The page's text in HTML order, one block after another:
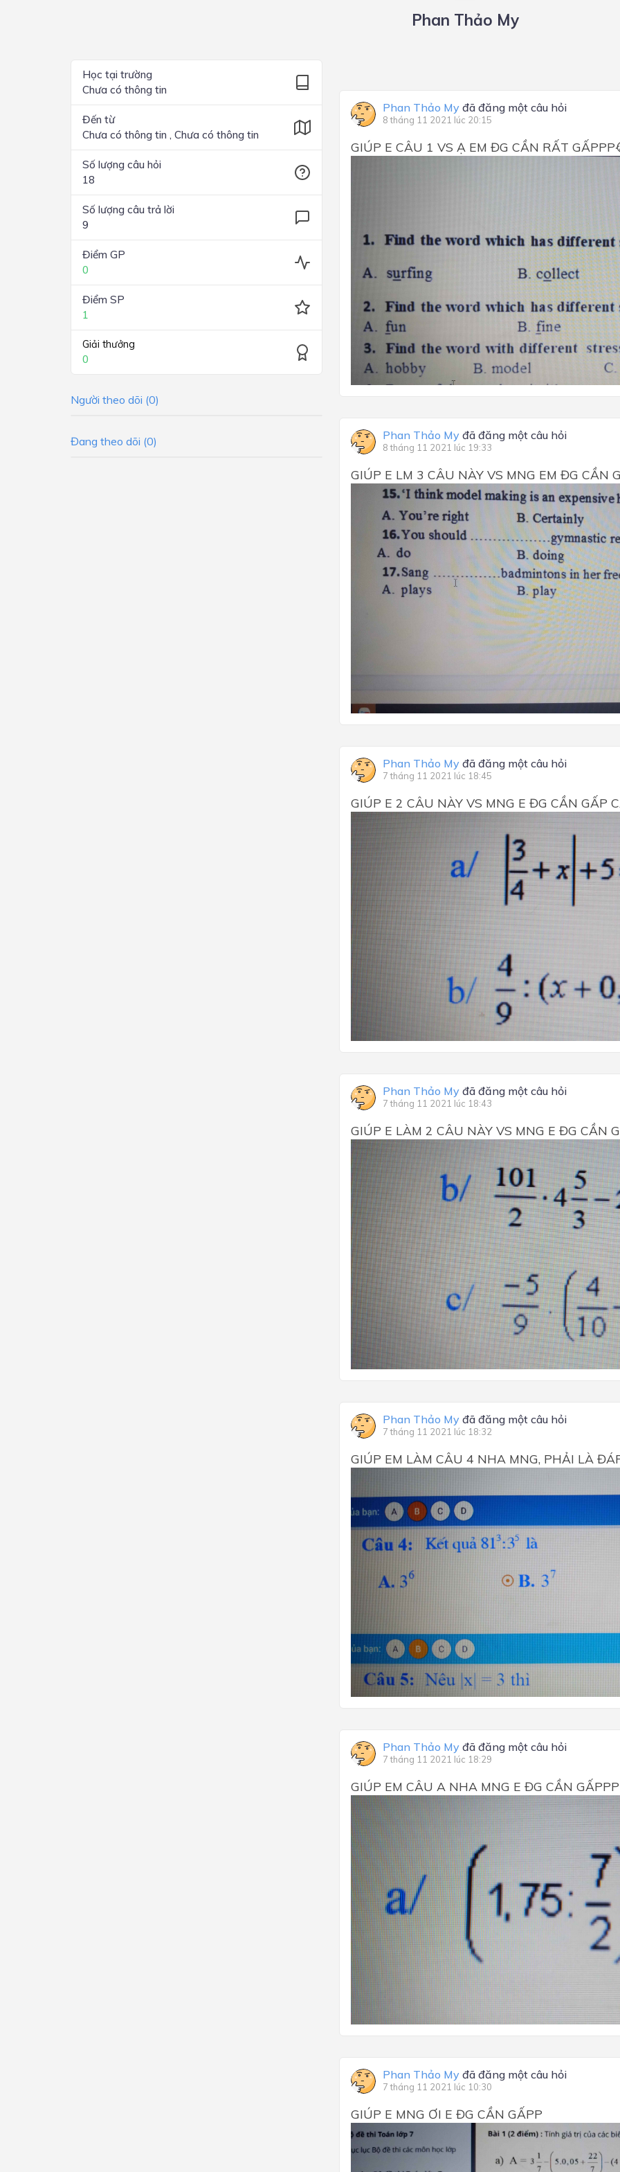
Lớp 2
Phan Thảo My
Học tại trường
Chưa có thông tin
Đến từ
Chưa có thông tin , Chưa có thông tin
Số lượng câu hỏi
18
Số lượng câu trả lời
9
Điểm GP
0
Điểm SP
1
Giải thưởng
0
Người theo dõi (0)
Đang theo dõi (0)
Phan Thảo My đã đăng một câu hỏi
8 tháng 11 2021 lúc 20:15
GIÚP E CÂU 1 VS Ạ EM ĐG CẦN RẤT
Phan Thảo My đã đăng một câu hỏi
8 tháng 11 2021 lúc 19:33
GIÚP E LM 3 CÂU NÀY VS MNG EM ĐG CẦN
Phan Thảo My đã đăng một câu hỏi
7 tháng 11 2021 lúc 18:45
GIÚP E 2 CÂU NÀY VS MNG E ĐG CẦN GẤP
Phan Thảo My đã đăng một câu hỏi
7 tháng 11 2021 lúc 18:43
GIÚP E LÀM 2 CÂU NÀY VS MNG E ĐG CẦN
Phan Thảo My đã đăng một câu hỏi
7 tháng 11 2021 lúc 18:32
GIÚP EM LÀM CÂU 4 NHA MNG, PHẢI LÀ
Phan Thảo My đã đăng một câu hỏi
7 tháng 11 2021 lúc 18:29
GIÚP EM CÂU A NHA MNG E ĐG CẦN
Phan Thảo My đã đăng một câu hỏi
7 tháng 11 2021 lúc 10:30
GIÚP E MNG ƠI E ĐG CẦN GẤPP